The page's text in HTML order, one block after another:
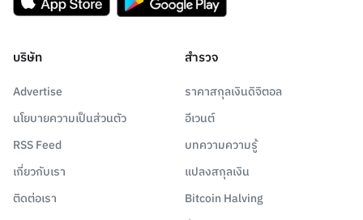
บริษัท
Advertise
นโยบายความเป็นส่วนตัว
RSS Feed
เกี่ยวกับเรา
ติดต่อเรา
สำรวจ
ราคาสกุลเงินดิจิตอล
อีเวนต์
บทความความรู้
แปลงสกุลเงิน
Bitcoin Halving